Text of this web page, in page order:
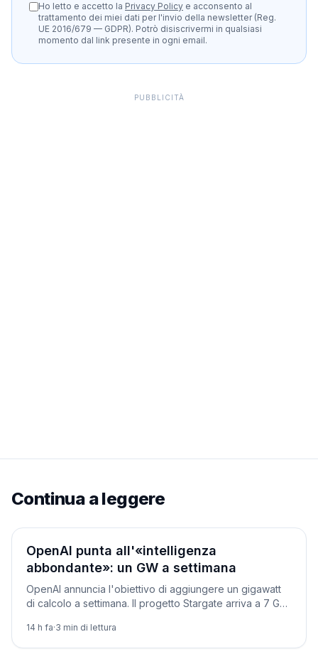
Ho letto e accetto la Privacy Policy e acconsento al
trattamento dei miei dati per l'invio della newsletter (Reg.
UE 2016/679 — GDPR). Potrò disiscrivermi in qualsiasi
momento dal link presente in ogni email.
PUBBLICITÀ
Continua a leggere
Aziende
OpenAI punta all'«intelligenza
abbondante»: un GW a settimana
OpenAI annuncia l'obiettivo di aggiungere un gigawatt
di calcolo a settimana. Il progetto Stargate arriva a 7 GW
14 h fa·3 min di lettura